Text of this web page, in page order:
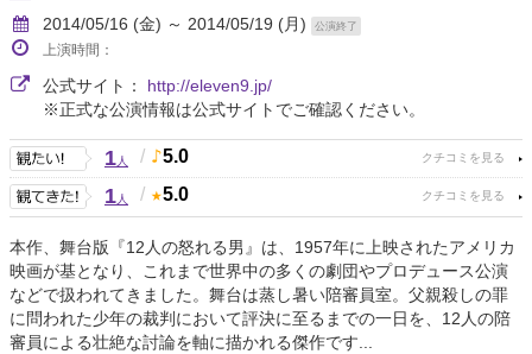
2014/05/16 (金) ～ 2014/05/19 (月)
公演終了
上演時間：
公式サイト： http://eleven9.jp/
※正式な公演情報は公式サイトでご確認ください。
1人 / 5.0
1人 / 5.0
本作、舞台版『12人の怒れる男』は、1957年に上映されたアメリカ
映画が基となり、これまで世界中の多くの劇団やプロデュース公演
などで扱われてきました。舞台は蒸し暑い陪審員室。父親殺しの罪
に問われた少年の裁判において評決に至るまでの一日を、12人の陪
審員による壮絶な討論を軸に描かれる傑作です...